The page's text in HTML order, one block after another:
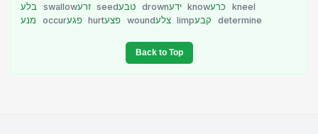
swallow זרע seed drown ידע know
kneel
occur פגע hurt wound צלע limp determine
Back to Top